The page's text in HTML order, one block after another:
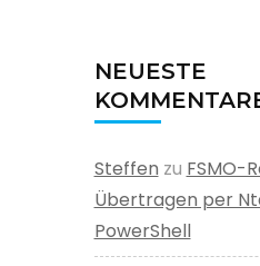
NEUESTE
Steffen zu FSMO-
Übertragen per
PowerShell